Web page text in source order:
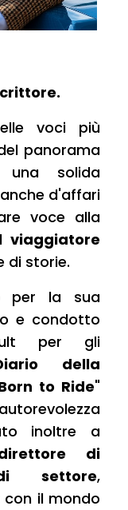
voci più
panorama
una solida
d'affari
voce alla
viaggiatore
di storie.
per la sua
e condotto
per gli
della
to Ride"
inoltre a
di
settore,
il mondo